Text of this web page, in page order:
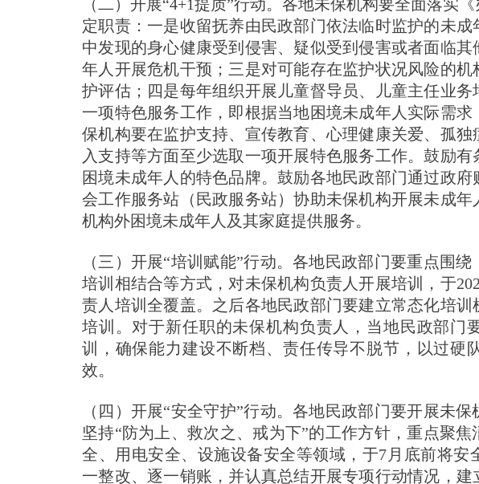
（二）开展“4+1提质”行动。各地未保机构要全面落实
定职责：一是收留抚养由民政部门依法临时监护的未
中发现的身心健康受到侵害、疑似受到侵害或者面临
年人开展危机干预；三是对可能存在监护状况风险的
护评估；四是每年组织开展儿童督导员、儿童主任业
一项特色服务工作，即根据当地困境未成年人实际需
保机构要在监护支持、宣传教育、心理健康关爱、孤
入支持等方面至少选取一项开展特色服务工作。鼓励
困境未成年人的特色品牌。鼓励各地民政部门通过政
会工作服务站（民政服务站）协助未保机构开展未成年
机构外困境未成年人及其家庭提供服务。
（三）开展“培训赋能”行动。各地民政部门要重点围
培训相结合等方式，对未保机构负责人开展培训，于
责人培训全覆盖。之后各地民政部门要建立常态化培
培训。对于新任职的未保机构负责人，当地民政部门
训，确保能力建设不断档、责任传导不脱节，以过硬
效。
（四）开展“安全守护”行动。各地民政部门要开展未
坚持“防为上、救次之、戒为下”的工作方针，重点聚
全、用电安全、设施设备安全等领域，于7月底前将安
一整改、逐一销账，并认真总结开展专项行动情况，